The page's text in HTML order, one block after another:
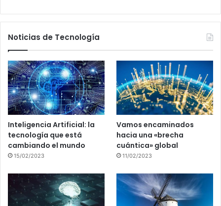
Noticias de Tecnología
Inteligencia Artificial: la
tecnología que está
cambiando el mundo
15/02/2023
Vamos encaminados
hacia una «brecha
cuántica» global
11/02/2023